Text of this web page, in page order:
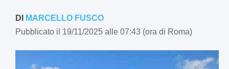
DI MARCELLO FUSCO
Pubblicato il 19/11/2025 alle 07:43 (ora di Roma)